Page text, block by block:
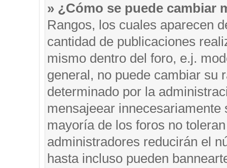
» ¿Cómo se puede cambiar
Rangos, los cuales aparecen
cantidad de publicaciones
mismo dentro del foro, e.j.
general, no puede cambiar su
determinado por la
mensajeear
mayoría de los foros no
administradores reducirán el
hasta incluso pueden